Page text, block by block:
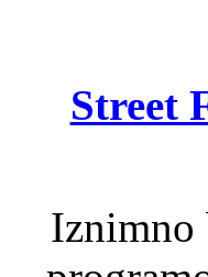
Street
Iznimno